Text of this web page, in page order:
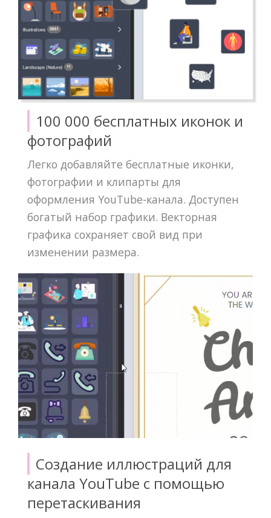
100 000 бесплатных иконок и
фотографий
Легко добавляйте бесплатные иконки,
фотографии и клипарты для
оформления YouTube-канала. Доступен
богатый набор графики. Векторная
графика сохраняет свой вид при
изменении размера.
Создание иллюстраций для
канала YouTube с помощью
перетаскивания